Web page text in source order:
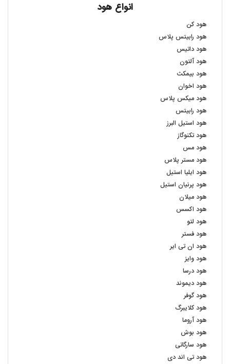
انواع هود
هود کن
هود رابیتس پلاس
هود داتیس
هود آلتون
هود بیمکث
هود اخوان
هود میکس پلاس
هود رابیتس
هود استیل البرز
هود تکنوگاز
هود مس
هود مستر پلاس
هود ایلیا استیل
هود پرنیان استیل
هود میلان
هود اکسس
هود لتو
هود فستر
هود ان تی ایر
هود وایز
هود درسا
هود دیموند
هود گوفر
هود کلایبرگ
هود آروما
هود بوش
هود سارگاتی
هود تی اند دی